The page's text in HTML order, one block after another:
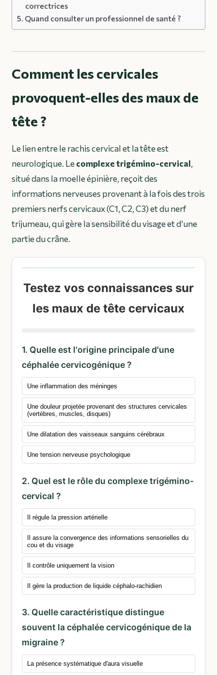
correctrices
Quand consulter un professionnel de santé ?
Comment les cervicales
provoquent-elles des maux de
tête ?
Le lien entre le rachis cervical et la tête est
neurologique. Lecomplexe trigémino-cervical,
situé dans la moelle épinière, reçoit des
informations nerveuses provenant à la fois des trois
premiers nerfs cervicaux (C1, C2, C3) et du nerf
trijumeau, qui gère la sensibilité du visage et d’une
partie du crâne.
Testez vos connaissances sur
les maux de tête cervicaux
1. Quelle est l'origine principale d'une
céphalée cervicogénique ?
Une inflammation des méninges
Une douleur projetée provenant des structures cervicales
(vertèbres, muscles, disques)
Une dilatation des vaisseaux sanguins cérébraux
Une tension nerveuse psychologique
2. Quel est le rôle du complexe trigémino-
cervical ?
Il régule la pression artérielle
Il assure la convergence des informations sensorielles du
cou et du visage
Il contrôle uniquement la vision
Il gère la production de liquide céphalo-rachidien
3. Quelle caractéristique distingue
souvent la céphalée cervicogénique de la
migraine ?
La présence systématique d'aura visuelle